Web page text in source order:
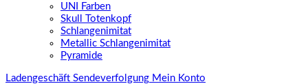
UNI Farben
Skull Totenkopf
Schlangenimitat
Metallic Schlangenimitat
Pyramide
Ladengeschäft Sendeverfolgung Mein Konto